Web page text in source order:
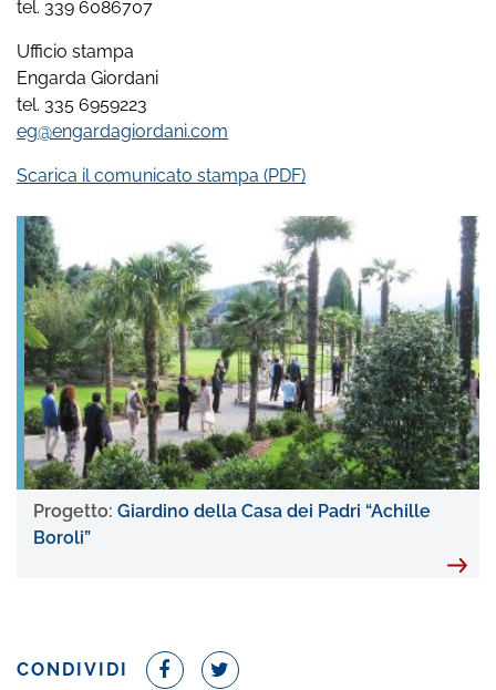
tel. 339 6086707
Ufficio stampa
Engarda Giordani
tel. 335 6959223
eg@engardagiordani.com
Scarica il comunicato stampa (PDF)
Progetto: Giardino della Casa dei Padri “Achille
Boroli”
CONDIVIDI